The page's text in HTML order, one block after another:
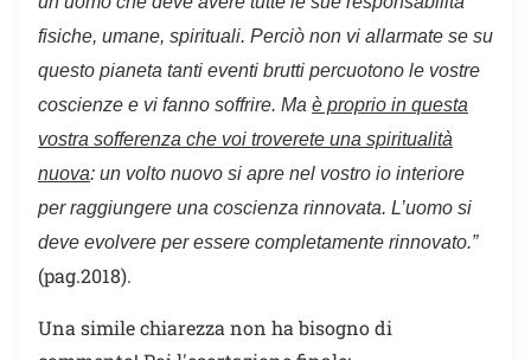
fisiche, umane, spirituali. Perciò non vi allarmate se su
questo pianeta tanti eventi brutti percuotono le vostre
coscienze e vi fanno soffrire. Ma è proprio in questa
vostra sofferenza che voi troverete una spiritualità
nuova: un volto nuovo si apre nel vostro io interiore
per raggiungere una coscienza rinnovata. L’uomo si
deve evolvere per essere completamente rinnovato.”
(pag.2018).
Una simile chiarezza non ha bisogno di